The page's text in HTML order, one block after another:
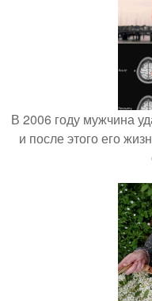
В 2006 году мужчина
и после этого его